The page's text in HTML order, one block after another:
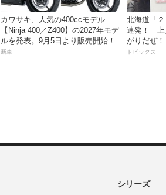
カワサキ、人気の400ccモデル
【Ninja 400／Z400】の2027年モデ
ルを発表。9月5日より販売開始！
新車
北海道「
連発！ 上
がりだぜ！
第3回】
トピックス
シリーズ